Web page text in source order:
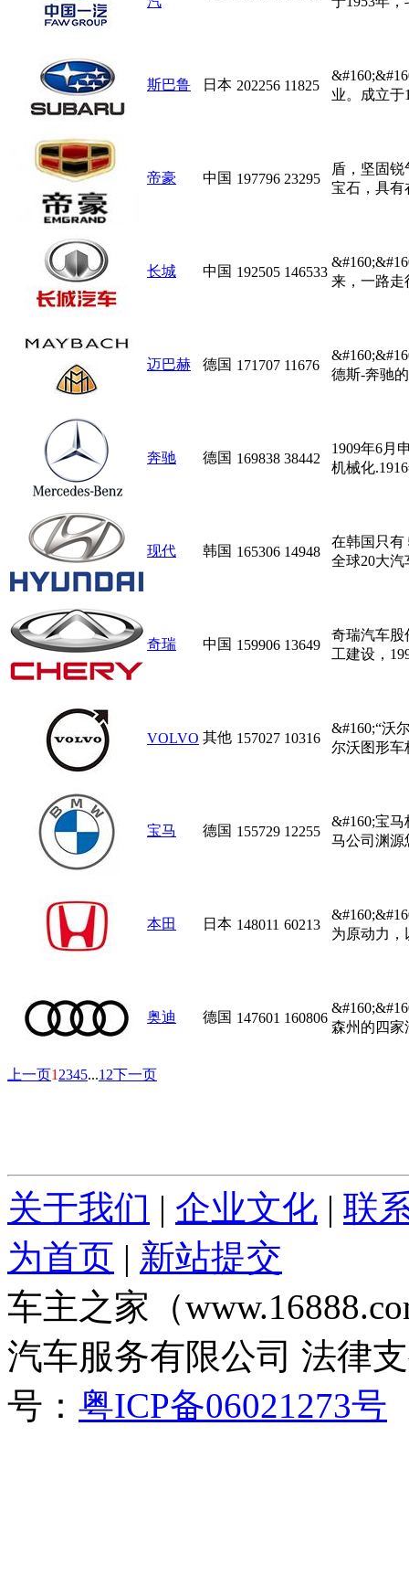
斯巴鲁 日本 202256 11825
业。成立于
帝豪 中国 197796 23295
盾，坚固
宝石，具有
长城 中国 192505 146533
来，一路走
迈巴赫 德国 171707 11676
德斯-奔驰
奔驰 德国 169838 38442
1909年6月
机械化
现代 韩国 165306 14948
在韩国只有
全球20大汽
奇瑞 中国 159906 13649
奇瑞汽车股
工建设，
VOLVO 其他 157027 10316
&#160;“沃
尔沃图形车
宝马 德国 155729 12255
&#160;宝
马公司渊源
本田 日本 148011 60213
为原动力，
奥迪 德国 147601 160806
森州的四
上一页1 2345...12下一页
关于我们 | 企业文化 | 联
为首页 | 新站提交
车主之家（
汽车服务有限公司 法律
号： 粤ICP备06021273号